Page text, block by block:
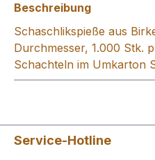
Beschreibung
Schaschlikspieße aus
Durchmesser, 1.000 Stk.
Schachteln im Umkarton
Service-Hotline